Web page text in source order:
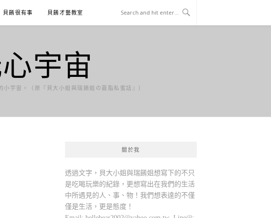
貝餚很有事 貝餚才藝教室
宇宙
宇宙。（原『貝大小姐與瑞餚姐の囂脂私蜜話』）
關於我
透過文字，貝大小姐與瑞餚姐想寫下的不只
是吃喝玩樂的紀錄，更想寫出在我們的生活
中所遇見的人、事、物！我們想表達的不僅
僅是生活，更是態度！